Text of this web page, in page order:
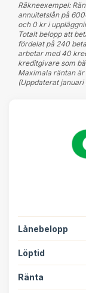
Räkneexempel:
annuitetslån på
och 0 kr i
Totalt belopp att
fördelat på 240
arbetar med 40
kreditgivare som
Maximala räntan är
(Uppdaterat januari
Lånebelopp
Löptid
Ränta